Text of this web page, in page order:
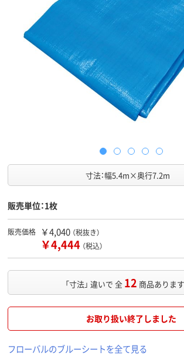
寸法：幅5.4m×奥行7.2m
販売単位：1枚
販売価格 ￥4,040 （税抜き）
￥4,444 （税込）
「寸法」 違いで 全 12 商品あります
お取り扱い終了しました
フローバルのブルーシートを全て見る